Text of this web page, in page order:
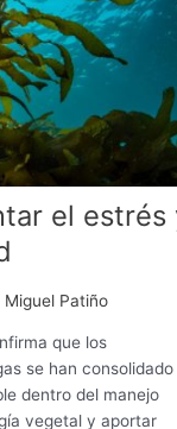
el estrés
Miguel Patiño
que los
se han consolidado
dentro del manejo
vegetal y aportar